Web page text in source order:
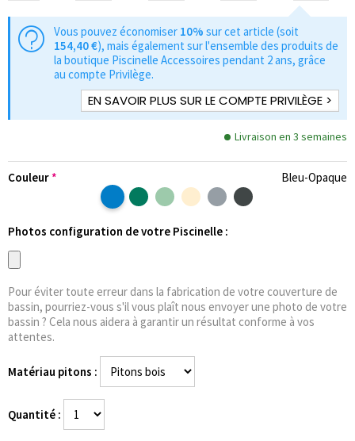
Vous pouvez économiser 10% sur cet article (soit
154,40 €), mais également sur l'ensemble des produits de
la boutique Piscinelle Accessoires pendant 2 ans, grâce
au compte Privilège.
EN SAVOIR PLUS SUR LE COMPTE PRIVILÈGE >
Livraison en 3 semaines
Couleur Bleu-Opaque
Photos configuration de votre Piscinelle :
Pour éviter toute erreur dans la fabrication de votre couverture de
bassin, pourriez-vous s'il vous plaît nous envoyer une photo de votre
bassin ? Cela nous aidera à garantir un résultat conforme à vos
attentes.
Matériau pitons :
Quantité :